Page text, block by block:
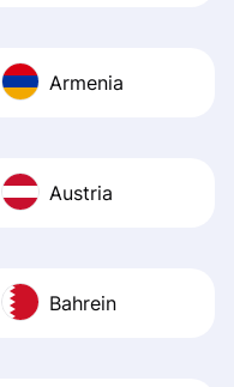
Armenia
Austria
Bahrein